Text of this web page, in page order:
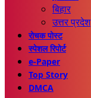
बिहार
उत्तर प्रदेश
रोचक पोस्ट
स्पेशल रिपोर्ट
e-Paper
Top Story
DMCA